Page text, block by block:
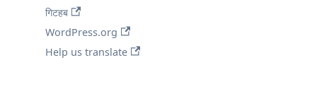
गिटहब
WordPress.org
Help us translate